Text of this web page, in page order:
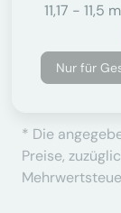
11,17 - 11,5 m
Nur für
* Die
Preise,